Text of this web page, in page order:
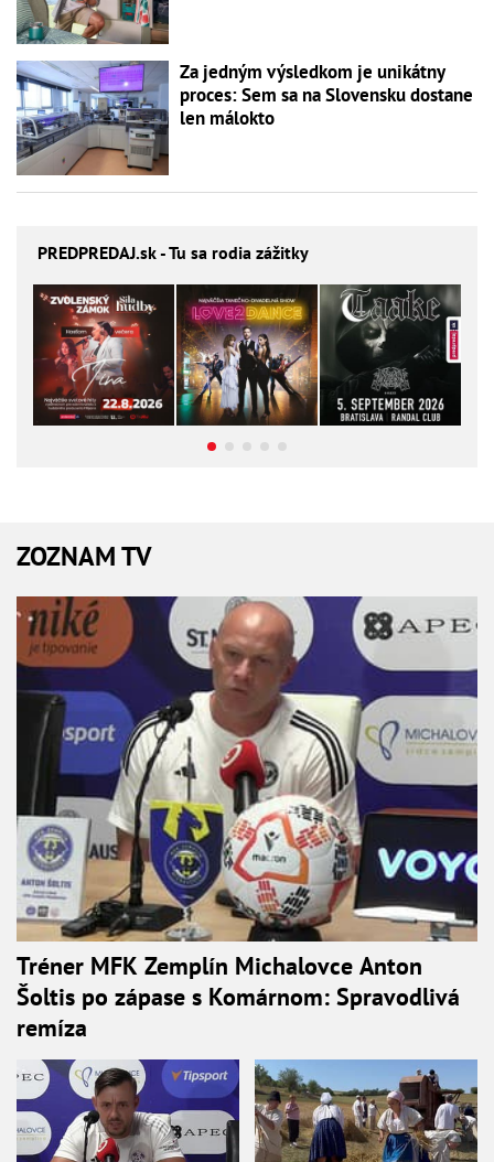
Za jedným výsledkom je unikátny
proces: Sem sa na Slovensku dostane
len málokto
PREDPREDAJ.sk - Tu sa rodia zážitky
ZOZNAM TV
Tréner MFK Zemplín Michalovce Anton
Šoltis po zápase s Komárnom: Spravodlivá
remíza